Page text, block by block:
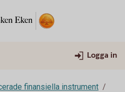
Logga in
finansiella instrument